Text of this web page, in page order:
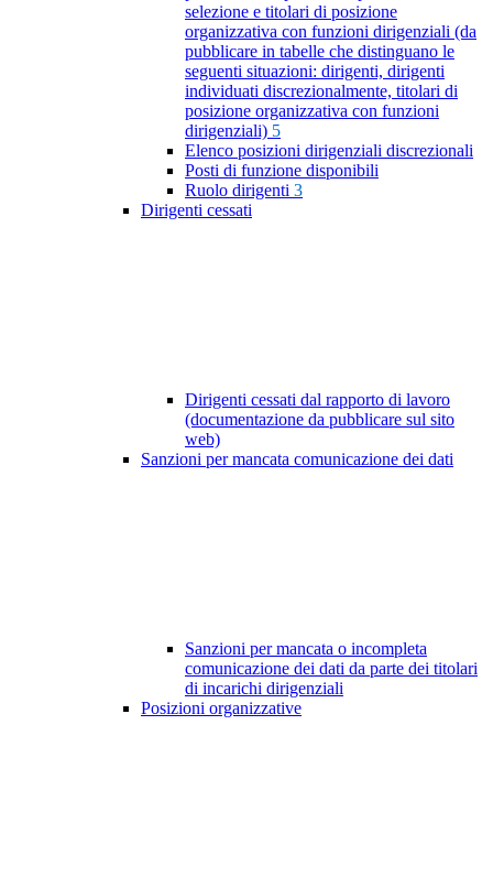
selezione e titolari di posizione
organizzativa con funzioni dirigenziali (da
pubblicare in tabelle che distinguano le
seguenti situazioni: dirigenti, dirigenti
individuati discrezionalmente, titolari di
posizione organizzativa con funzioni
dirigenziali) 5
Elenco posizioni dirigenziali discrezionali
Posti di funzione disponibili
Ruolo dirigenti 3
Dirigenti cessati
Dirigenti cessati dal rapporto di lavoro
(documentazione da pubblicare sul sito
web)
Sanzioni per mancata comunicazione dei dati
Sanzioni per mancata o incompleta
comunicazione dei dati da parte dei titolari
di incarichi dirigenziali
Posizioni organizzative